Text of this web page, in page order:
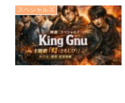
スペシャルズ